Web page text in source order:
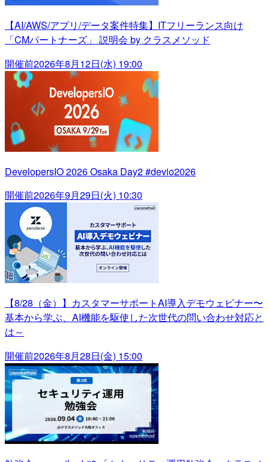
【AI/AWS/アプリ/データ案件特集】ITフリーランス向け
「CMパートナーズ」 説明会 by クラスメソッド
開催前2026年8月12日(水) 19:00
DevelopersIO 2026 Osaka Day2 #devio2026
開催前2026年9月29日(火) 10:30
【8/28（金）】カスタマーサポートAI導入デモウェビナー〜
基本から学ぶ、AI機能を駆使した次世代の問い合わせ対応と
は～
開催前2026年8月28日(金) 15:00